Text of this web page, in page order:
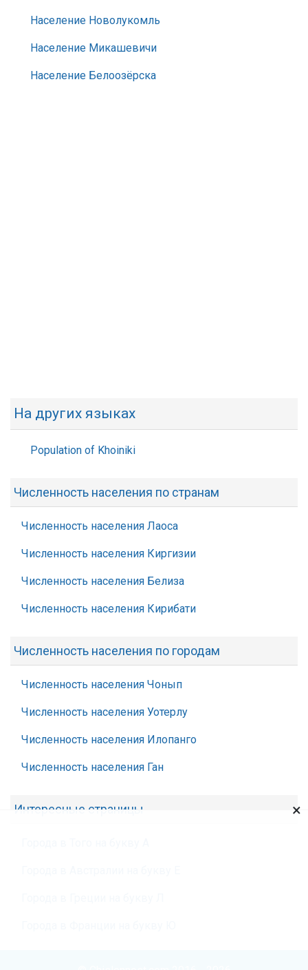
Население Новолукомль
Население Микашевичи
Население Белоозёрска
На других языках
Population of Khoiniki
Численность населения по странам
Численность населения Лаоса
Численность населения Киргизии
Численность населения Белиза
Численность населения Кирибати
Численность населения по городам
Численность населения Чонып
Численность населения Уотерлу
Численность населения Илопанго
Численность населения Ган
Интересные страницы ×